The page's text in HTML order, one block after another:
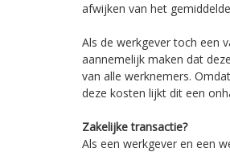
afwijken van het
Als de werkgever toch een
aannemelijk maken dat
van alle werknemers.
deze kosten lijkt dit een
Zakelijke transactie?
Als een werkgever en een